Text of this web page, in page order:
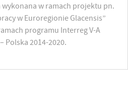
wykonana w ramach projektu pn.
w Euroregionie Glacensis”
programu Interreg V-A
Polska 2014-2020.